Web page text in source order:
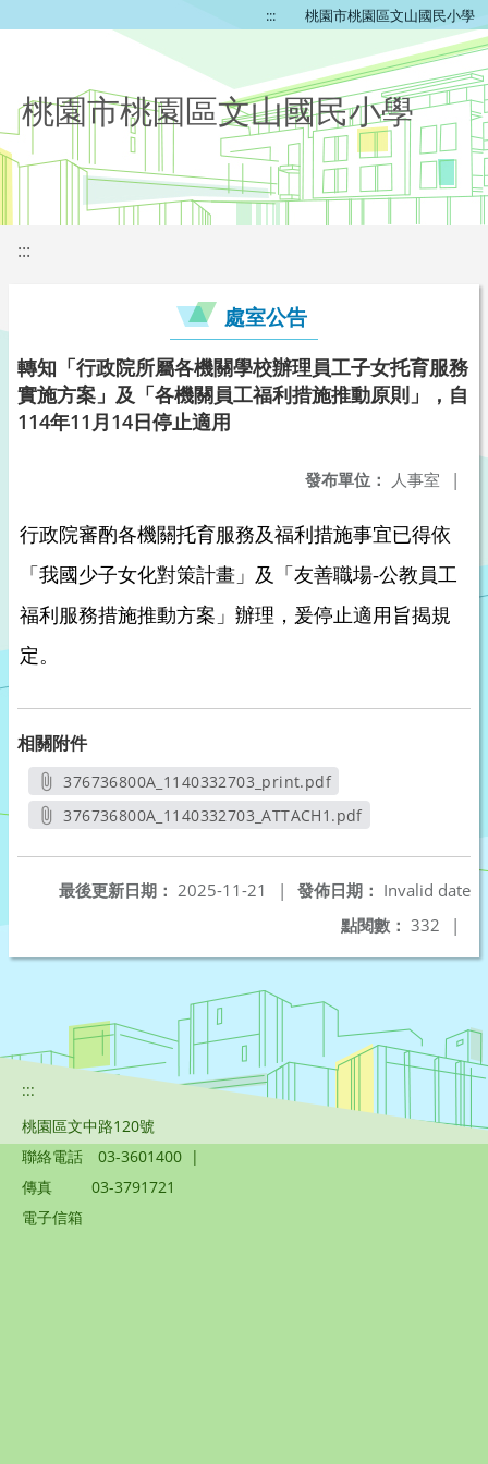
::: 桃園市桃園區文山國民小學
桃園市桃園區文山國民小學
:::
處室公告
轉知「行政院所屬各機關學校辦理員工子女托育服務
實施方案」及「各機關員工福利措施推動原則」，自
114年11月14日停止適用
發布單位： 人事室 |
行政院審酌各機關托育服務及福利措施事宜已得依
「我國少子女化對策計畫」及「友善職場-公教員工
福利服務措施推動方案」辦理，爰停止適用旨揭規
定。
相關附件
376736800A_1140332703_print.pdf
另開新視窗
376736800A_1140332703_ATTACH1.pdf
發佈日期： Invalid date
最後更新日期： 2025-11-21
|
點閱數： 332 |
:::
桃園區文中路120號
聯絡電話
03-3601400 |
傳真
03-3791721
電子信箱